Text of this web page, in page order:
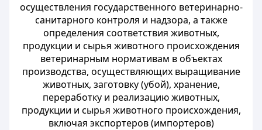
осуществления государственного ветеринарно-
санитарного контроля и надзора, а также
определения соответствия животных,
продукции и сырья животного происхождения
ветеринарным нормативам в объектах
производства, осуществляющих выращивание
животных, заготовку (убой), хранение,
переработку и реализацию животных,
продукции и сырья животного происхождения,
включая экспортеров (импортеров)